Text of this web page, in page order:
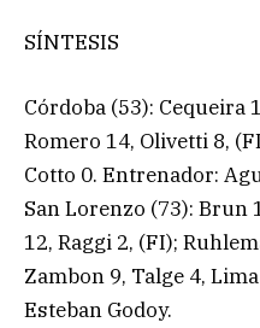
SÍNTESIS
Córdoba (53): Cequeira
Romero 14, Olivetti 8,
Cotto 0. Entrenador:
San Lorenzo (73): Brun
12, Raggi 2, (FI);
Zambon 9, Talge 4,
Esteban Godoy.